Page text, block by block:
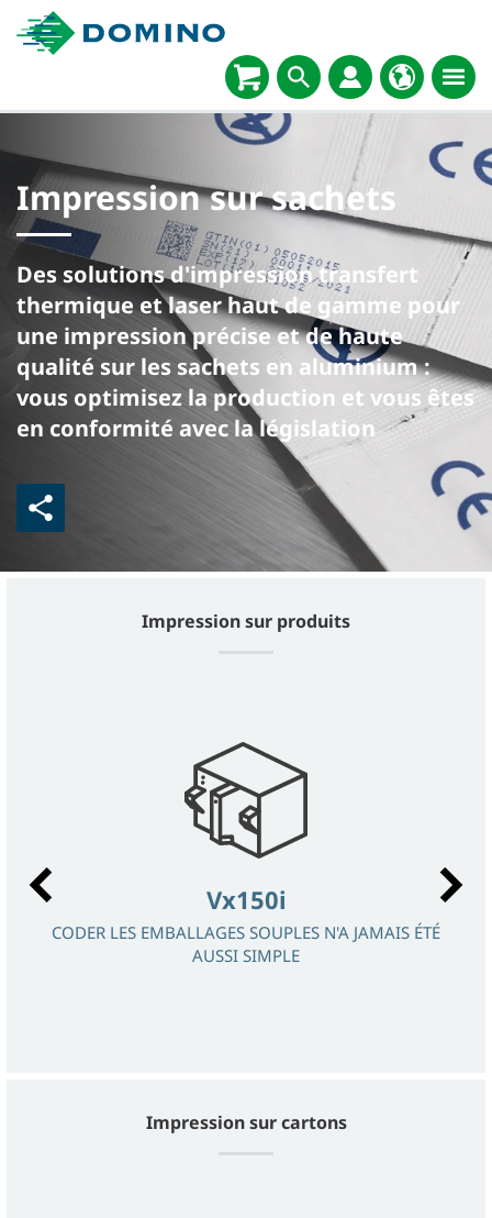
Impression sur sachets
Des solutions d'impression transfert
thermique et laser haut de gamme pour
une impression précise et de haute
qualité sur les sachets en aluminium :
vous optimisez la production et vous êtes
en conformité avec la législation
Impression sur produits
Vx150i
CODER LES EMBALLAGES SOUPLES N'A JAMAIS ÉTÉ
AUSSI SIMPLE
Impression sur cartons